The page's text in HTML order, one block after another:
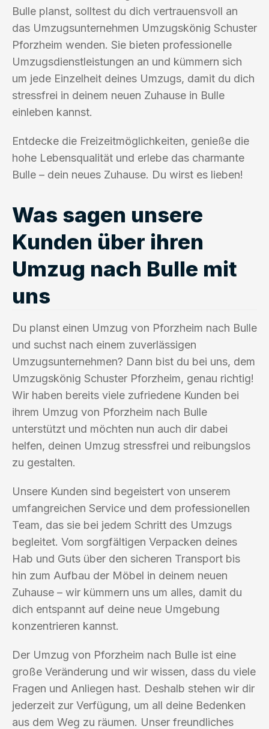
Bulle planst, solltest du dich vertrauensvoll an
das Umzugsunternehmen Umzugskönig Schuster
Pforzheim wenden. Sie bieten professionelle
Umzugsdienstleistungen an und kümmern sich
um jede Einzelheit deines Umzugs, damit du dich
stressfrei in deinem neuen Zuhause in Bulle
einleben kannst.
Entdecke die Freizeitmöglichkeiten, genieße die
hohe Lebensqualität und erlebe das charmante
Bulle – dein neues Zuhause. Du wirst es lieben!
Was sagen unsere
Kunden über ihren
Umzug nach Bulle mit
uns
Du planst einen Umzug von Pforzheim nach Bulle
und suchst nach einem zuverlässigen
Umzugsunternehmen? Dann bist du bei uns, dem
Umzugskönig Schuster Pforzheim, genau richtig!
Wir haben bereits viele zufriedene Kunden bei
ihrem Umzug von Pforzheim nach Bulle
unterstützt und möchten nun auch dir dabei
helfen, deinen Umzug stressfrei und reibungslos
zu gestalten.
Unsere Kunden sind begeistert von unserem
umfangreichen Service und dem professionellen
Team, das sie bei jedem Schritt des Umzugs
begleitet. Vom sorgfältigen Verpacken deines
Hab und Guts über den sicheren Transport bis
hin zum Aufbau der Möbel in deinem neuen
Zuhause – wir kümmern uns um alles, damit du
dich entspannt auf deine neue Umgebung
konzentrieren kannst.
Der Umzug von Pforzheim nach Bulle ist eine
große Veränderung und wir wissen, dass du viele
Fragen und Anliegen hast. Deshalb stehen wir dir
jederzeit zur Verfügung, um all deine Bedenken
aus dem Weg zu räumen. Unser freundliches